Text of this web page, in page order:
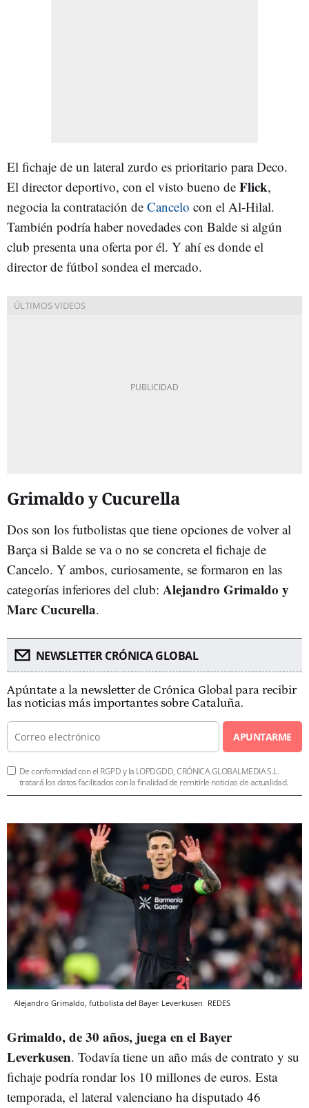
El fichaje de un lateral zurdo es prioritario para Deco.
El director deportivo, con el visto bueno de Flick,
negocia la contratación de Cancelo con el Al-Hilal.
También podría haber novedades con Balde si algún
club presenta una oferta por él. Y ahí es donde el
director de fútbol sondea el mercado.
Grimaldo y Cucurella
Dos son los futbolistas que tiene opciones de volver al
Barça si Balde se va o no se concreta el fichaje de
Cancelo. Y ambos, curiosamente, se formaron en las
categorías inferiores del club: Alejandro Grimaldo y
Marc Cucurella.
NEWSLETTER CRÓNICA GLOBAL
Apúntate a la newsletter de Crónica Global para recibir
las noticias más importantes sobre Cataluña.
APUNTARME
De conformidad con el RGPD y la LOPDGDD, CRÓNICA GLOBALMEDIA S.L.
tratará los datos facilitados con la finalidad de remitirle noticias de actualidad.
Alejandro Grimaldo, futbolista del Bayer Leverkusen REDES
Grimaldo, de 30 años, juega en el Bayer
Leverkusen. Todavía tiene un año más de contrato y su
fichaje podría rondar los 10 millones de euros. Esta
temporada, el lateral valenciano ha disputado 46